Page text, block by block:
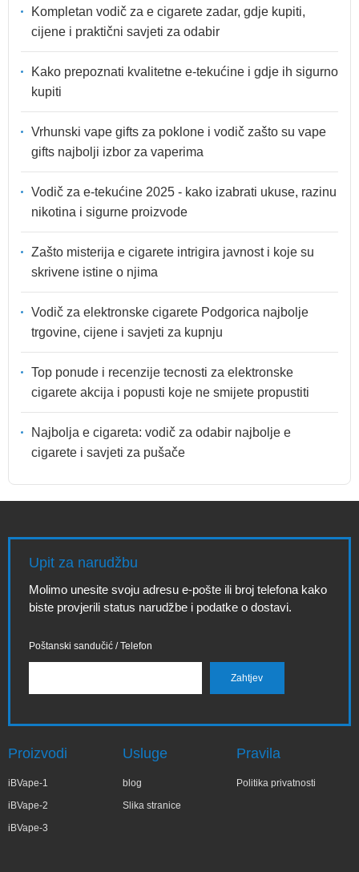
Kompletan vodič za e cigarete zadar, gdje kupiti,
cijene i praktični savjeti za odabir
Kako prepoznati kvalitetne e-tekućine i gdje ih sigurno
kupiti
Vrhunski vape gifts za poklone i vodič zašto su vape
gifts najbolji izbor za vaperima
Vodič za e-tekućine 2025 - kako izabrati ukuse, razinu
nikotina i sigurne proizvode
Zašto misterija e cigarete intrigira javnost i koje su
skrivene istine o njima
Vodič za elektronske cigarete Podgorica najbolje
trgovine, cijene i savjeti za kupnju
Top ponude i recenzije tecnosti za elektronske
cigarete akcija i popusti koje ne smijete propustiti
Najbolja e cigareta: vodič za odabir najbolje e
cigarete i savjeti za pušače
Upit za narudžbu
Molimo unesite svoju adresu e-pošte ili broj telefona kako
biste provjerili status narudžbe i podatke o dostavi.
Poštanski sandučić / Telefon
Proizvodi
iBVape-1
iBVape-2
iBVape-3
Usluge
blog
Slika stranice
Pravila
Politika privatnosti